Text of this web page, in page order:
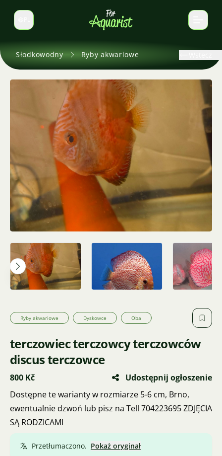
Zmień język
Słodkowodny Ryby akwariowe
Ryby akwariowe Dyskowce Oba
terczowiec terczowcy terczowców
discus terczowce
800 Kč
Udostępnij ogłoszenie
Dostępne te warianty w rozmiarze 5-6 cm, Brno,
ewentualnie dzwoń lub pisz na Tell 704223695 ZDJĘCIA
SĄ RODZICAMI
Przetłumaczono. Pokaż oryginał